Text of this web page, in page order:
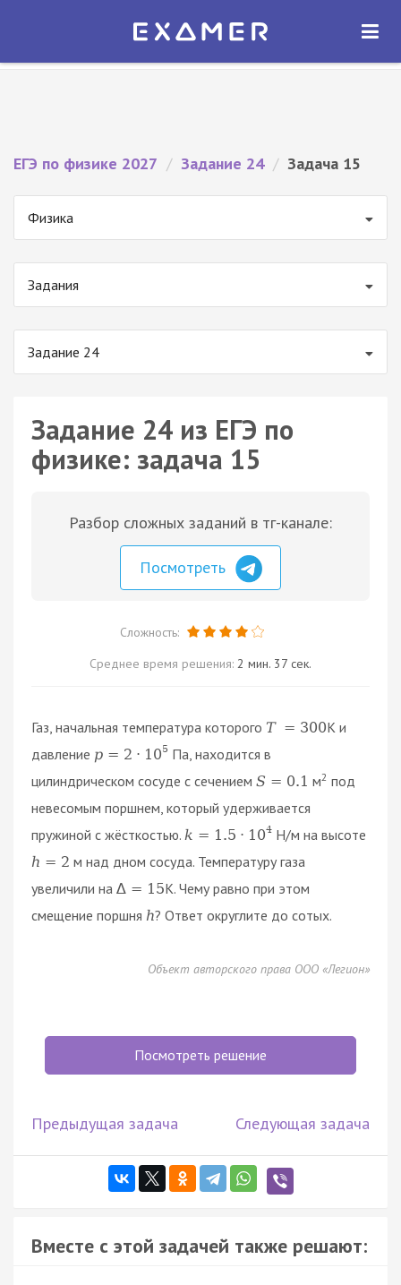
Экзамер — ЕГЭ 2027
ОТКРЫТЬ
ЕГЭ по физике 2027 / Задание 24 / Задача 15
Физика
Задания
Задание 24
Задание 24 из ЕГЭ по
физике: задача 15
Разбор сложных заданий в тг-канале:
Посмотреть
Сложность:
Среднее время решения: 2 мин. 37 сек.
Газ, начальная температура которого T = 300К и
давление p = 2 · 105 Па, находится в
цилиндрическом сосуде с сечением S = 0.1 м2 под
невесомым поршнем, который удерживается
пружиной с жёсткостью. k = 1.5 · 104Н/м на высоте
h = 2 м над дном сосуда. Температуру газа
увеличили на ∆ = 15К. Чему равно при этом
смещение поршня h? Ответ округлите до сотых.
Объект авторского права ООО «Легион»
Посмотреть решение
Предыдущая задача Следующая задача
Вместе с этой задачей также решают: